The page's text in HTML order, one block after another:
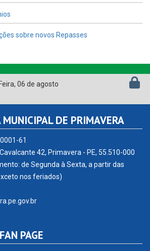
sobre novos Repasses
, 06 de agosto
MUNICIPAL DE PRIMAVERA
61
42, Primavera - PE, 55.510-000
de Segunda à Sexta, a partir das
nos feriados)
PAGE